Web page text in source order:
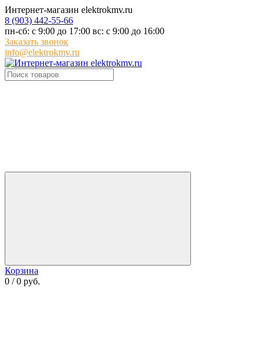
Интернет-магазин elektrokmv.ru
8 (903) 442-55-66
пн-сб: с 9:00 до 17:00 вс: с 9:00 до 16:00
Заказать звонок
info@elektrokmv.ru
Корзина
0 / 0 руб.